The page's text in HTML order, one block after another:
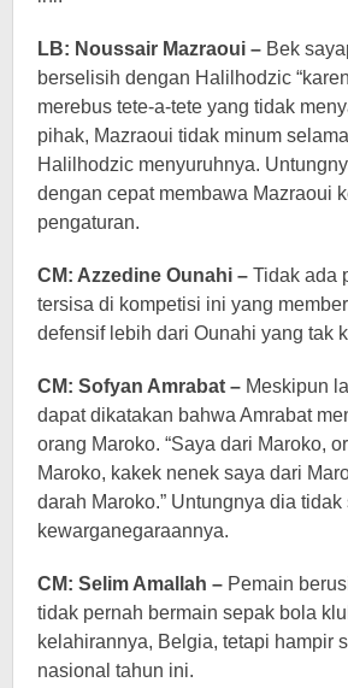
LB: Noussair Mazraoui – Bek
berselisih dengan Halilhodzic
merebus tete-a-tete yang tidak
pihak, Mazraoui tidak minum
Halilhodzic menyuruhnya.
dengan cepat membawa Mazraoui
pengaturan.
CM: Azzedine Ounahi – Tidak ada
tersisa di kompetisi ini yang
defensif lebih dari Ounahi yang tak
CM: Sofyan Amrabat – Meskipun
dapat dikatakan bahwa Amrabat
orang Maroko. “Saya dari Maroko,
Maroko, kakek nenek saya dari
darah Maroko.” Untungnya dia
kewarganegaraannya.
CM: Selim Amallah – Pemain
tidak pernah bermain sepak bola
kelahirannya, Belgia, tetapi hampir
nasional tahun ini.